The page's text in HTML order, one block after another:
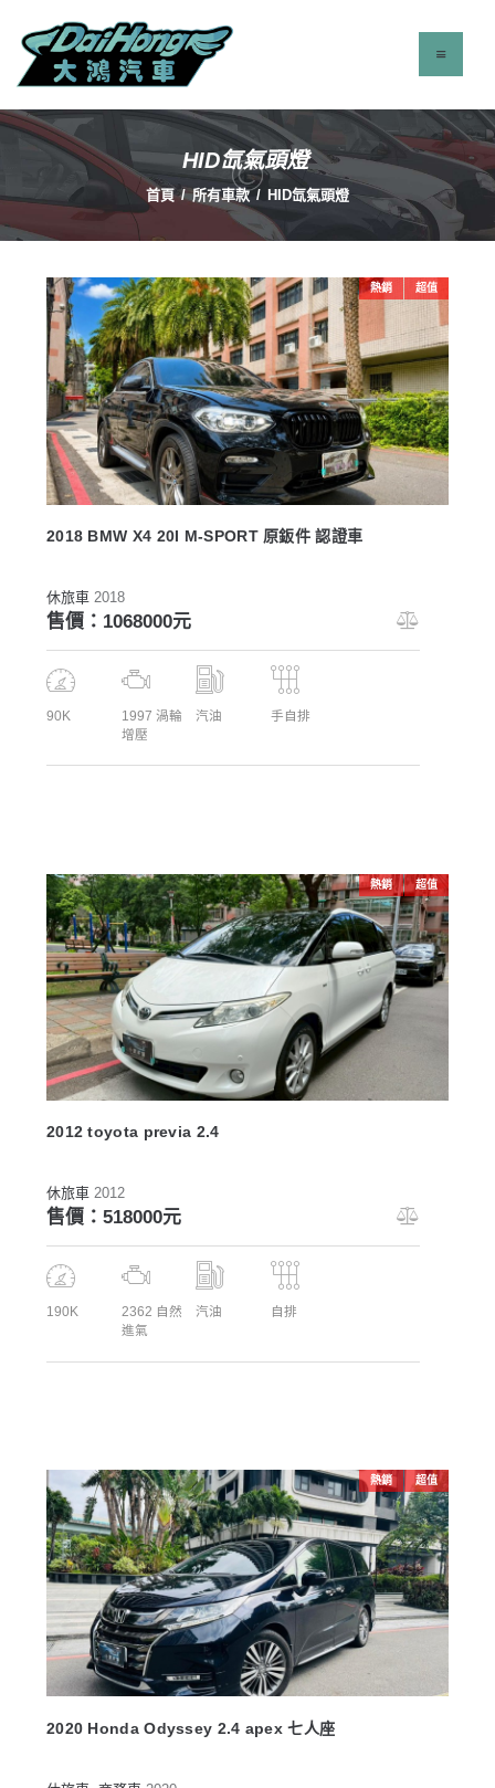
HID氙氣頭燈
首頁 所有車款 HID氙氣頭燈
最新消息
服務項目
立即找車
聯絡我們
關於我們
熱銷 超值
2018 BMW X4 20I M-SPORT 原鈑件 認證車
休旅車 2018
售價：1068000元
90K
1997 渦輪
增壓
汽油 手自排
熱銷 超值
2012 toyota previa 2.4
休旅車 2012
售價：518000元
190K
2362 自然
進氣
汽油 自排
熱銷 超值
2020 Honda Odyssey 2.4 apex 七人座